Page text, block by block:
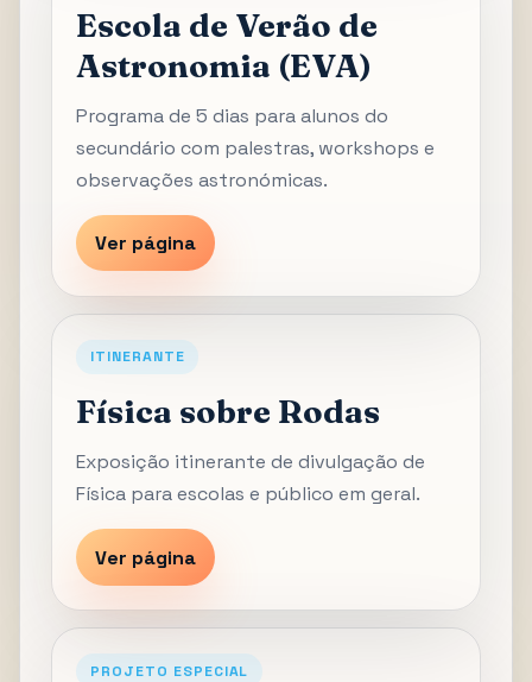
Escola de Verão de
Astronomia (EVA)
Programa de 5 dias para alunos do
secundário com palestras, workshops e
observações astronómicas.
Ver página
ITINERANTE
Física sobre Rodas
Exposição itinerante de divulgação de
Física para escolas e público em geral.
Ver página
PROJETO ESPECIAL